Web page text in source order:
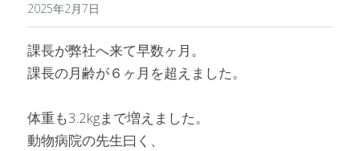
2025年2月7日
課長が弊社へ来て早数ヶ月。
課長の月齢が６ヶ月を超えました。
体重も3.2kgまで増えました。
動物病院の先生曰く、